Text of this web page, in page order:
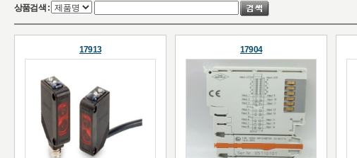
상품검색 :
17913 17904